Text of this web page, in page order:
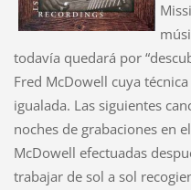
todavía quedará por
Fred McDowell cuya
igualada. Las siguientes
noches de grabaciones en
McDowell efectuadas
trabajar de sol a sol